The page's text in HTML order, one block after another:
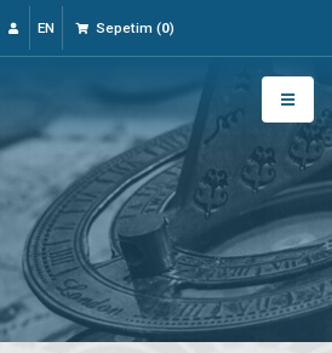
EN Sepetim (0)